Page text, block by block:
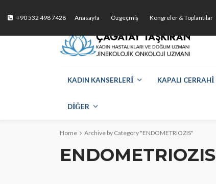
+90 532 498 7428 Anasayfa Özgeçmiş Kongreler & Toplantılar
KADIN KANSERLERİ KAPALI CERRAHİ
DİĞER
Home Archive by Category "ENDOMETRIOZIS"
ENDOMETRIOZIS